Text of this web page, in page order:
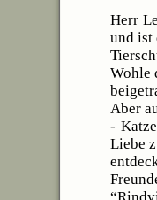
Herr
und ist
Wohle
Aber
-
Liebe